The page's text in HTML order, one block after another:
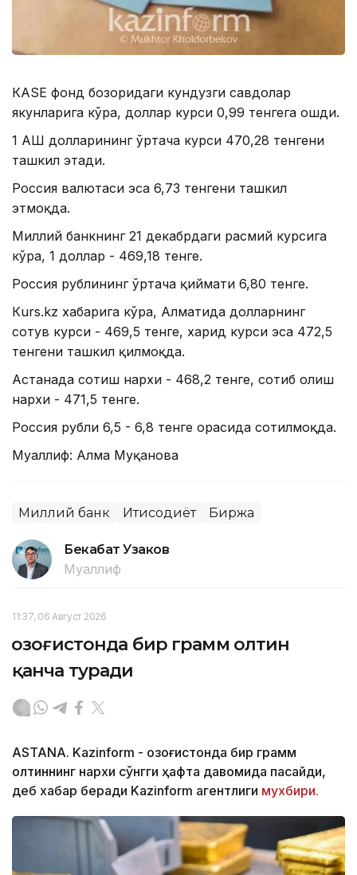
КАSЕ фонд бозоридаги кундузги савдолар
якунларига кўра, доллар курси 0,99 тенгега ошди.
1 АҚШ долларининг ўртача курси 470,28 тенгени
ташкил этади.
Россия валютаси эса 6,73 тенгени ташкил
этмоқда.
Миллий банкнинг 21 декабрдаги расмий курсига
кўра, 1 доллар - 469,18 тенге.
Россия рублининг ўртача қиймати 6,80 тенге.
Кurs.kz хабарига кўра, Алматида долларнинг
сотув курси - 469,5 тенге, харид курси эса 472,5
тенгени ташкил қилмоқда.
Астанада сотиш нархи - 468,2 тенге, сотиб олиш
нархи - 471,5 тенге.
Россия рубли 6,5 - 6,8 тенге орасида сотилмоқда.
Муаллиф: Алма Муқанова
Миллий банк Иқтисодиёт Биржа
Бекабат Узаков
Муаллиф
11:37, 06 Август 2026
Қозоғистонда бир грамм олтин
қанча туради
ASTANA. Kazinform - Қозоғистонда бир грамм
олтиннинг нархи сўнгги ҳафта давомида пасайди,
деб хабар беради Kazinform агентлиги мухбири.